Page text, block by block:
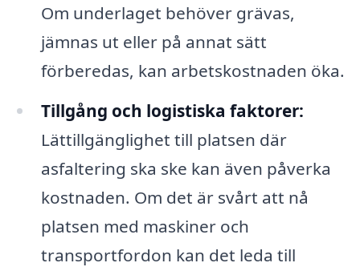
Om underlaget behöver grävas,
jämnas ut eller på annat sätt
förberedas, kan arbetskostnaden öka.
Tillgång och logistiska faktorer:
Lättillgänglighet till platsen där
asfaltering ska ske kan även påverka
kostnaden. Om det är svårt att nå
platsen med maskiner och
transportfordon kan det leda till